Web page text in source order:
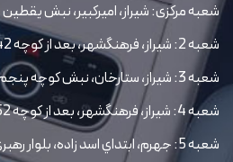
شعبه مرکزی: شیراز، امیرکبیر، نبش یقطین
شعبه 2: شیراز، فرهنگشهر، بعد از کوچه 42
شعبه 3: شیراز، ستارخان، نبش کوچه پنجم
شعبه 4: شیراز، فرهنگشهر، بعد از کوچه 52
شعبه 5: جهرم، ابتداي اسد زاده، بلوار رهبري